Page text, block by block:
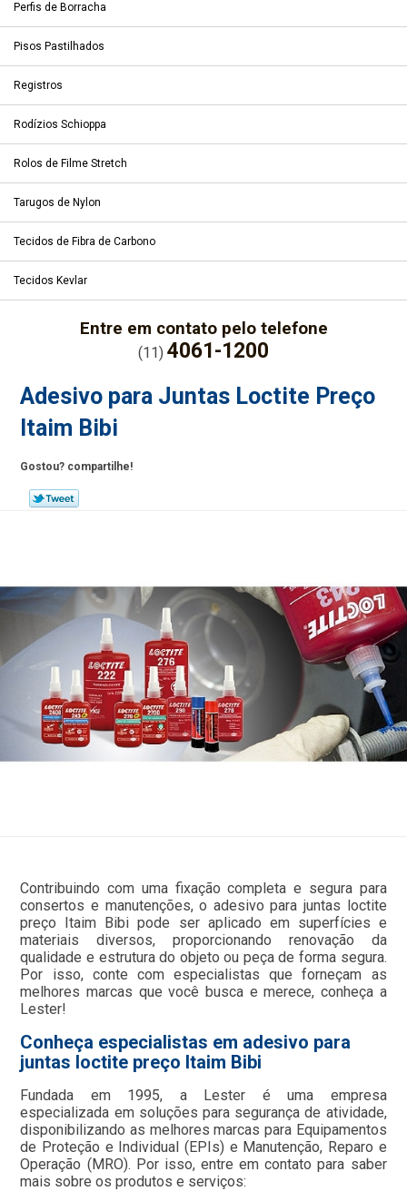
Perfis de Borracha
Pisos Pastilhados
Registros
Rodízios Schioppa
Rolos de Filme Stretch
Tarugos de Nylon
Tecidos de Fibra de Carbono
Tecidos Kevlar
Entre em contato pelo telefone
(11) 4061-1200
Adesivo para Juntas Loctite Preço
Itaim Bibi
Gostou? compartilhe!
Contribuindo com uma fixação completa e segura para
consertos e manutenções, o adesivo para juntas loctite
preço Itaim Bibi pode ser aplicado em superfícies e
materiais diversos, proporcionando renovação da
qualidade e estrutura do objeto ou peça de forma segura.
Por isso, conte com especialistas que forneçam as
melhores marcas que você busca e merece, conheça a
Lester!
Conheça especialistas em adesivo para
juntas loctite preço Itaim Bibi
Fundada em 1995, a Lester é uma empresa
especializada em soluções para segurança de atividade,
disponibilizando as melhores marcas para Equipamentos
de Proteção e Individual (EPIs) e Manutenção, Reparo e
Operação (MRO). Por isso, entre em contato para saber
mais sobre os produtos e serviços: